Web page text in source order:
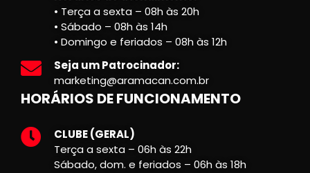
• Terça a sexta – 08h às 20h
• Sábado – 08h às 14h
• Domingo e feriados – 08h às 12h
Seja um Patrocinador:
marketing@aramacan.com.br
HORÁRIOS DE FUNCIONAMENTO
CLUBE (GERAL)
Terça a sexta – 06h às 22h
Sábado, dom. e feriados – 06h às 18h